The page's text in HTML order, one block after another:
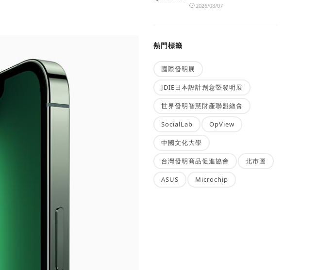
2026/08/07
熱門標籤
國際發明展
JDIE日本設計創意暨發明展
世界發明智慧財產聯盟總會
SocialLab OpView
中國文化大學
台灣發明商品促進協會 北市圖
ASUS Microchip